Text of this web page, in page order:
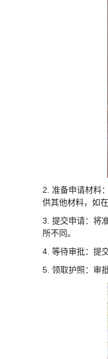
2. 准备申请材料
供其他材料，如
3. 提交申请：将
所不同。
4. 等待审批：提
5. 领取护照：审